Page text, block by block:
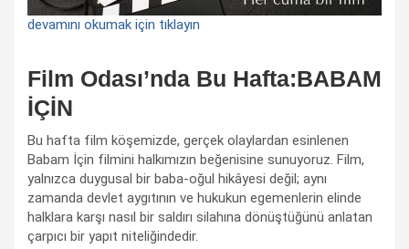
devamını okumak için tıklayın
Film Odası’nda Bu Hafta:BABAM
İÇİN
Bu hafta film köşemizde, gerçek olaylardan esinlenen
Babam İçin filmini halkımızın beğenisine sunuyoruz. Film,
yalnızca duygusal bir baba-oğul hikâyesi değil; aynı
zamanda devlet aygıtının ve hukukun egemenlerin elinde
halklara karşı nasıl bir saldırı silahına dönüştüğünü anlatan
çarpıcı bir yapıt niteliğindedir.